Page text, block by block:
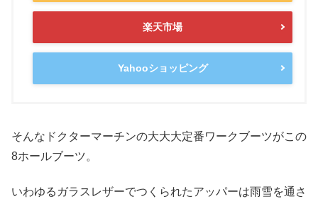
楽天市場
Yahooショッピング
そんなドクターマーチンの大大大定番ワークブーツがこの
8ホールブーツ。
いわゆるガラスレザーでつくられたアッパーは雨雪を通さ